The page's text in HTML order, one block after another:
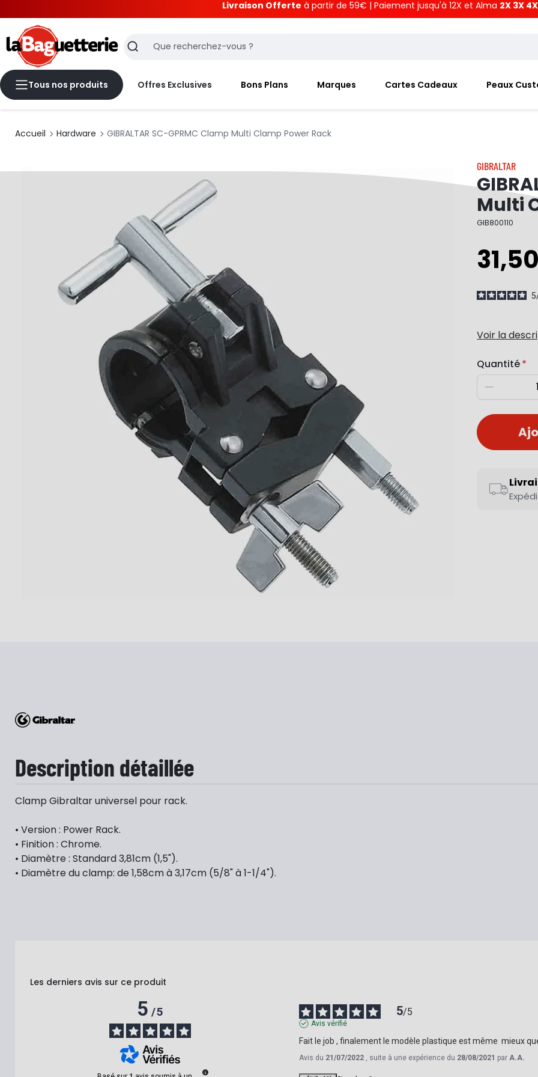
Livraison Offerte à partir de 59€ | Paiement jusqu'à 12X et Alma 2X 3X
Recherche
Tous nos produits Offres Exclusives Bons Plans Marques Cartes Cadeaux Peaux
Accueil Hardware GIBRALTAR SC-GPRMC Clamp Multi Clamp Power Rack
GIBRALTAR
Multi
GIB800110
5
Voir la
Quantité
Diminuer
Description détaillée
Clamp Gibraltar universel pour rack.
• Version : Power Rack.
• Finition : Chrome.
• Diamètre : Standard 3,81cm (1,5").
• Diamètre du clamp: de 1,58cm à 3,17cm (5/8" à 1-1/4").
Les derniers avis sur ce produit
5/5 5/5
Avis vérifié
Fait le job , finalement le modèle plastique est même  mieux
Avis du 21/07/2022 , suite à une expérience du 28/08/2021 par A.A.